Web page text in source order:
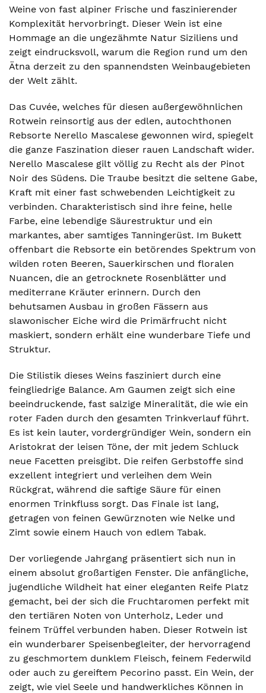
Weine von fast alpiner Frische und faszinierender
Komplexität hervorbringt. Dieser Wein ist eine
Hommage an die ungezähmte Natur Siziliens und
zeigt eindrucksvoll, warum die Region rund um den
Ätna derzeit zu den spannendsten Weinbaugebieten
der Welt zählt.
Das Cuvée, welches für diesen außergewöhnlichen
Rotwein reinsortig aus der edlen, autochthonen
Rebsorte Nerello Mascalese gewonnen wird, spiegelt
die ganze Faszination dieser rauen Landschaft wider.
Nerello Mascalese gilt völlig zu Recht als der Pinot
Noir des Südens. Die Traube besitzt die seltene Gabe,
Kraft mit einer fast schwebenden Leichtigkeit zu
verbinden. Charakteristisch sind ihre feine, helle
Farbe, eine lebendige Säurestruktur und ein
markantes, aber samtiges Tanningerüst. Im Bukett
offenbart die Rebsorte ein betörendes Spektrum von
wilden roten Beeren, Sauerkirschen und floralen
Nuancen, die an getrocknete Rosenblätter und
mediterrane Kräuter erinnern. Durch den
behutsamen Ausbau in großen Fässern aus
slawonischer Eiche wird die Primärfrucht nicht
maskiert, sondern erhält eine wunderbare Tiefe und
Struktur.
Die Stilistik dieses Weins fasziniert durch eine
feingliedrige Balance. Am Gaumen zeigt sich eine
beeindruckende, fast salzige Mineralität, die wie ein
roter Faden durch den gesamten Trinkverlauf führt.
Es ist kein lauter, vordergründiger Wein, sondern ein
Aristokrat der leisen Töne, der mit jedem Schluck
neue Facetten preisgibt. Die reifen Gerbstoffe sind
exzellent integriert und verleihen dem Wein
Rückgrat, während die saftige Säure für einen
enormen Trinkfluss sorgt. Das Finale ist lang,
getragen von feinen Gewürznoten wie Nelke und
Zimt sowie einem Hauch von edlem Tabak.
Der vorliegende Jahrgang präsentiert sich nun in
einem absolut großartigen Fenster. Die anfängliche,
jugendliche Wildheit hat einer eleganten Reife Platz
gemacht, bei der sich die Fruchtaromen perfekt mit
den tertiären Noten von Unterholz, Leder und
feinem Trüffel verbunden haben. Dieser Rotwein ist
ein wunderbarer Speisenbegleiter, der hervorragend
zu geschmortem dunklem Fleisch, feinem Federwild
oder auch zu gereiftem Pecorino passt. Ein Wein, der
zeigt, wie viel Seele und handwerkliches Können in